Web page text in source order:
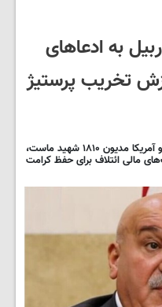
به ادعاهای
ارزش تخریب پرستیژ
جبار یاور در گفتگو با کردپرس: امنیت اروپا و آمریکا مدیون ۱۸۱۰ شهید ماست،
مالی ائتلاف برای حفظ کرامت